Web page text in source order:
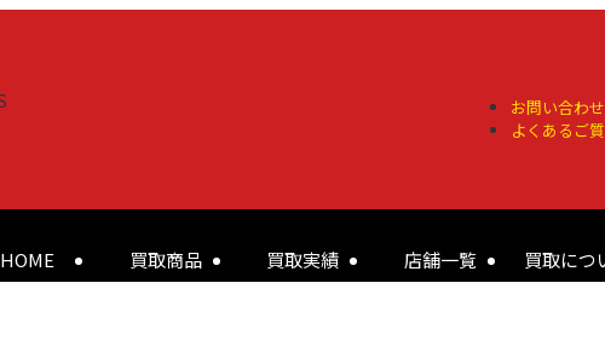
お問い合わせ
よくあるご
HOME 買取商品 買取実績 店舗一覧 買取につ